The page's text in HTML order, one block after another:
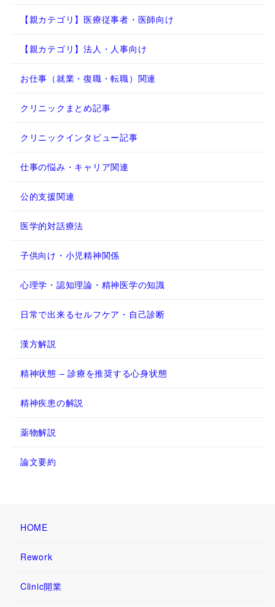
【親カテゴリ】医療従事者・医師向け
【親カテゴリ】法人・人事向け
お仕事（就業・復職・転職）関連
クリニックまとめ記事
クリニックインタビュー記事
仕事の悩み・キャリア関連
公的支援関連
医学的対話療法
子供向け・小児精神関係
心理学・認知理論・精神医学の知識
日常で出来るセルフケア・自己診断
漢方解説
精神状態 – 診療を推奨する心身状態
精神疾患の解説
薬物解説
論文要約
HOME
Rework
Clinic開業